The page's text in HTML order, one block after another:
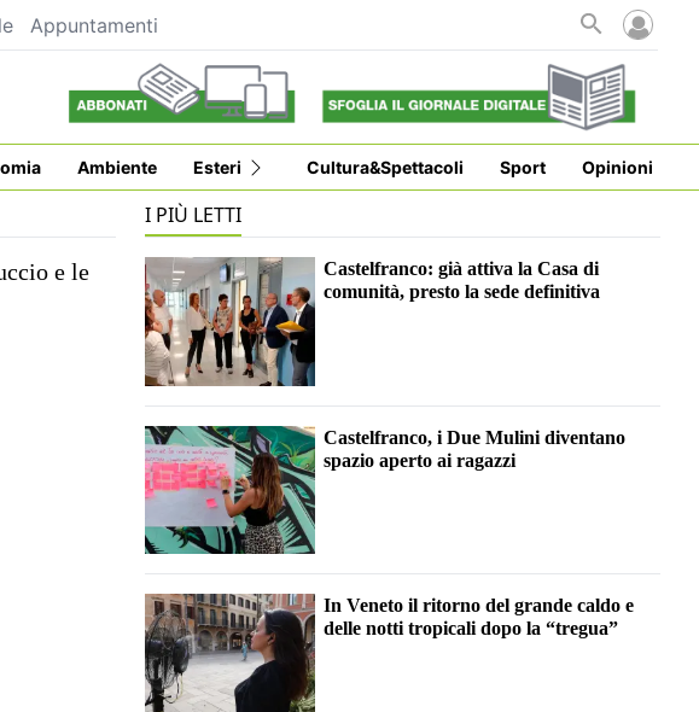
Appuntamenti
Ambiente Esteri Cultura&Spettacoli Sport Opinioni
e le
I PIÙ LETTI
Castelfranco: già attiva la Casa di
comunità, presto la sede definitiva
Castelfranco, i Due Mulini diventano
spazio aperto ai ragazzi
In Veneto il ritorno del grande caldo e
delle notti tropicali dopo la “tregua”